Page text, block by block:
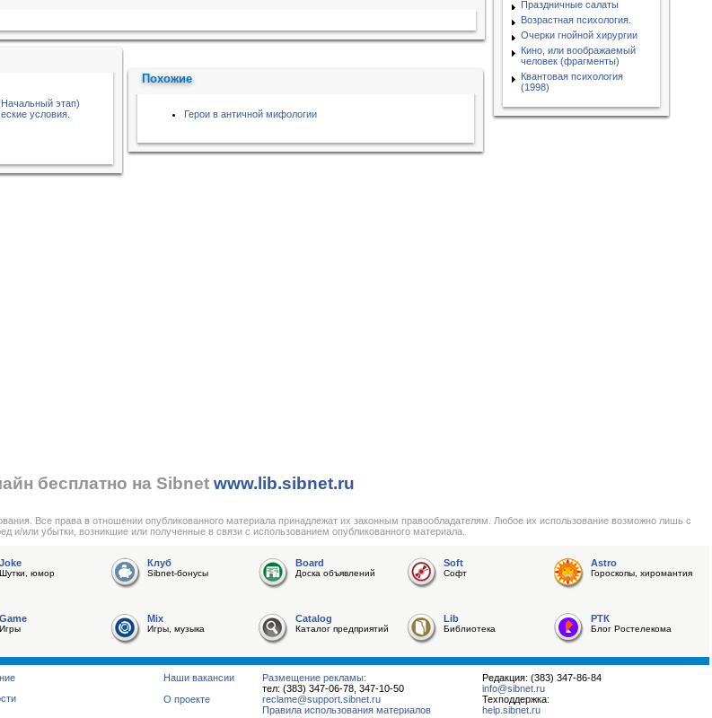
этап)
условия.
Похожие
Герои в античной мифологии
Праздничные салаты
Возрастная психология.
Очерки гнойной хирургии
Кино, или воображаемый
человек (фрагменты)
Квантовая психология
(1998)
бесплатно на Sibnet www.lib.sibnet.ru
Все права в отношении опубликованного материала принадлежат их законным правообладателям. Любое их использование возможно лишь с
и/или убытки, возникшие или полученные в связи с использованием опубликованного материала.
Joke
Шутки, юмор
Клуб
Sibnet-бонусы
Board
Доска объявлений
Soft
Софт
Astro
Гороскопы, хиромантия
Game
Игры
Mix
Игры, музыка
Catalog
Каталог предприятий
Lib
Библиотека
РТК
Блог Ростелекома
Редакция: (383) 347-86-84
info@sibnet.ru
Техподдержка:
help.sibnet.ru
Размещение рекламы:
тел: (383) 347-06-78, 347-10-50
reclame@support.sibnet.ru
Правила использования материалов
Наши вакансии
О проекте